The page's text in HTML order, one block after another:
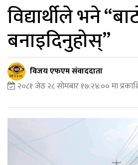
विद्यार्थीले भने
बनाइदिनुहोस्”
विजय एफएम संवाददाता
२०८१ जेठ २८ सोमबार १७:२४:०० मा